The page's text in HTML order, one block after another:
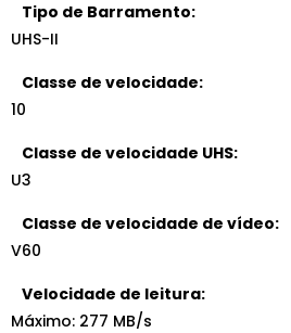
Tipo de Barramento:
UHS-II
Classe de velocidade:
10
Classe de velocidade UHS:
U3
Classe de velocidade de vídeo:
V60
Velocidade de leitura:
Máximo: 277 MB/s